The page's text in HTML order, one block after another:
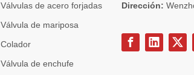
Válvulas de acero forjadas
Válvula de mariposa
Colador
Válvula de enchufe
Dirección: